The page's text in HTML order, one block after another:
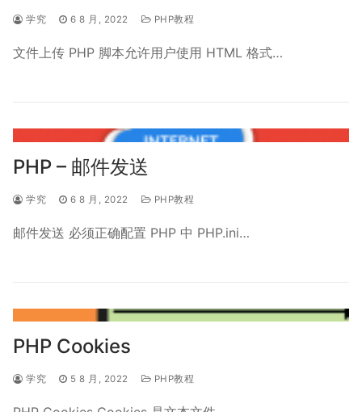
学究 6 8 月, 2022 PHP教程
文件上传 PHP 脚本允许用户使用 HTML 格式…
PHP – 邮件发送
学究 6 8 月, 2022 PHP教程
邮件发送 必须正确配置 PHP 中 PHP.ini…
PHP Cookies
学究 5 8 月, 2022 PHP教程